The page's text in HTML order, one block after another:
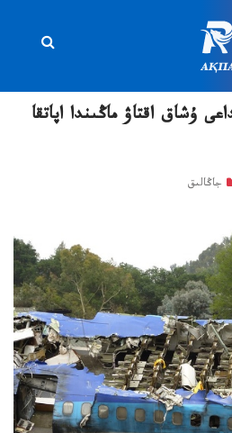
ۇشاق اقتاۋ ماڭىندا اپاتقا
جاڭالىق